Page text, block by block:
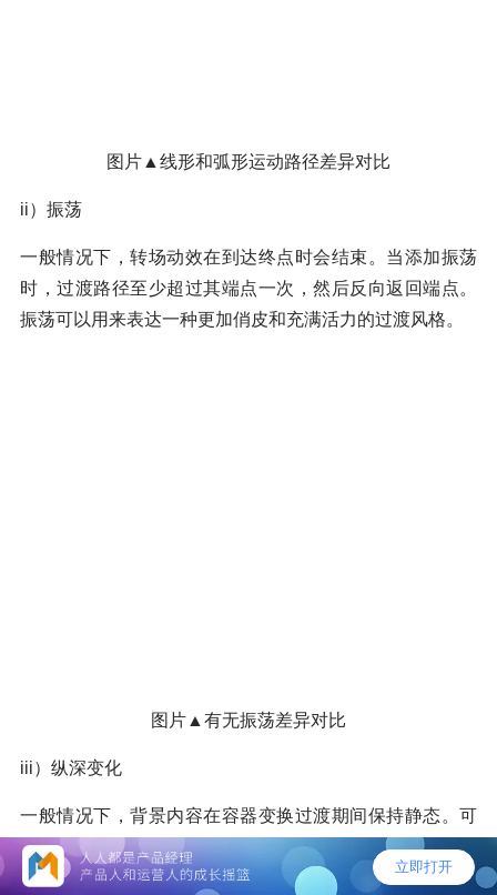
图片▲线形和弧形运动路径差异对比
ii）振荡
一般情况下，转场动效在到达终点时会结束。当添加振荡
时，过渡路径至少超过其端点一次，然后反向返回端点。
振荡可以用来表达一种更加俏皮和充满活力的过渡风格。
图片▲有无振荡差异对比
iii）纵深变化
一般情况下，背景内容在容器变换过渡期间保持静态。可
以通过动画背景内容的比例来强调纵深变化。这种通过强
调前景和背景内容之间的距离，使过渡看起来更加生动。